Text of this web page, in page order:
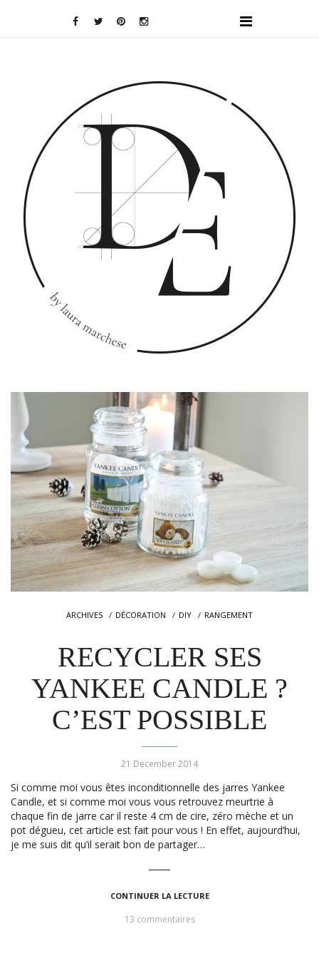
DOMINO
EFFECT
ARCHIVES DÉCORATION DIY RANGEMENT
RECYCLER SES
YANKEE CANDLE ?
C’EST POSSIBLE
21 December 2014
Si comme moi vous êtes inconditionnelle des jarres Yankee
Candle, et si comme moi vous vous retrouvez meurtrie à
chaque fin de jarre car il reste 4 cm de cire, zéro mèche et un
pot dégueu, cet article est fait pour vous ! En effet, aujourd’hui,
je me suis dit qu’il serait bon de partager…
CONTINUER LA LECTURE
13 commentaires